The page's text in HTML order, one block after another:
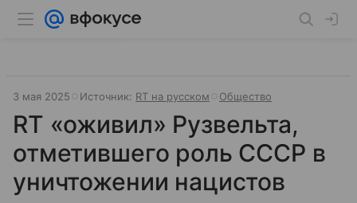
3 мая 2025 Источник: RT на русском Общество
RT «оживил» Рузвельта,
отметившего роль СССР в
уничтожении нацистов